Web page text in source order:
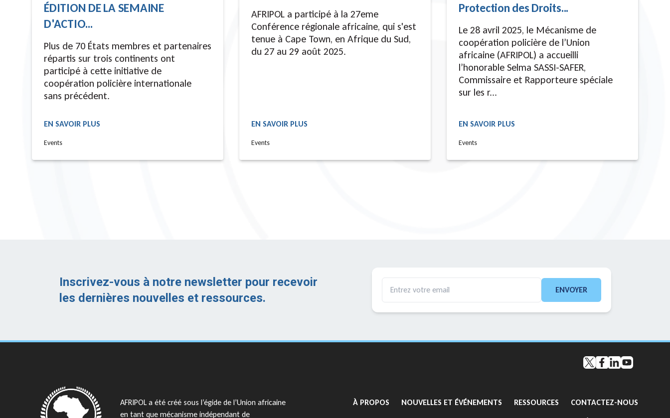
ÉDITION DE LA SEMAINE
D'ACTIO...
Plus de 70 États membres et partenaires
répartis sur trois continents ont
participé à cette initiative de
coopération policière internationale
sans précédent.
READ MORE
EN SAVOIR PLUS
Events
AFRIPOL a participé à la 27eme
Conférence régionale africaine, qui s'est
tenue à Cape Town, en Afrique du Sud,
du 27 au 29 août 2025.
READ MORE
EN SAVOIR PLUS
Events
Protection des Droits...
Le 28 avril 2025, le Mécanisme de
coopération policière de l’Union
africaine (AFRIPOL) a accueilli
l’honorable Selma SASSI-SAFER,
Commissaire et Rapporteure spéciale
sur les r...
READ MORE
EN SAVOIR PLUS
Events
Inscrivez-vous à notre newsletter pour recevoir
les dernières nouvelles et ressources.
ENVOYER
AFRIPOL a été créé sous l’égide de l’Union africaine
en tant que mécanisme indépendant de
À PROPOS GO TO:
NOUVELLES ET ÉVÉNEMENTS GO TO:
RESSOURCES GO TO:
CONTACTEZ-NOUS